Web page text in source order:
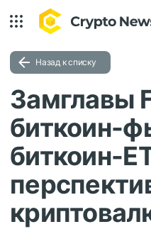
Назад к списку
Замглавы
биткоин-
биткоин-